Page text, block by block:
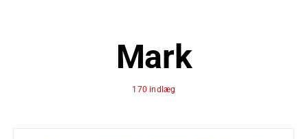
Mark
170 indlæg